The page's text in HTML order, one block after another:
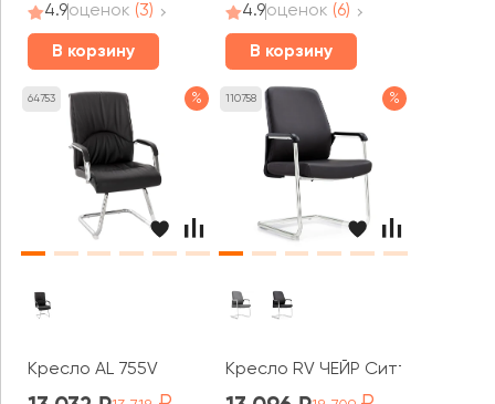
4.9оценок (3)
В корзину
4.9оценок (6)
В корзину
64753 %
Кресло AL 755V
110758 %
Кресло RV ЧЕЙР Ситтинг /